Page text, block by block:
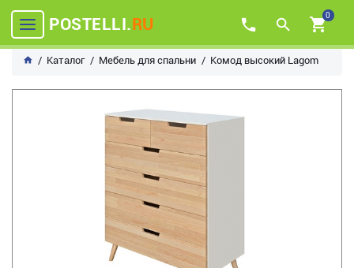
POSTELLI.RU 0
Каталог Мебель для спальни Комод высокий Lagom